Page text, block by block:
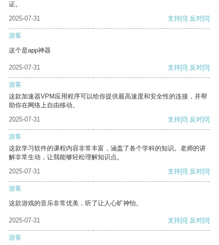
证。
2025-07-31
支持[0] 反对[0]
游客
这个是app神器
2025-07-31 支持[0] 反对[0]
游客
这款加速器VPM应用程序可以给你提供最高速度和安全性的连接，并帮
助你在网络上自由移动。
2025-07-31
支持[0] 反对[0]
游客
这款学习软件的课程内容非常丰富，涵盖了各个学科的知识。老师的讲
解非常生动，让我能够轻松理解知识点。
2025-07-31
支持[0] 反对[0]
游客
这款游戏的音乐非常优美，听了让人心旷神怡。
2025-07-31 支持[0] 反对[0]
游客